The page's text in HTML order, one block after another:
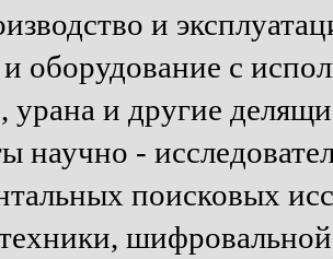
и
оборудование с
урана и другие
научно -
поисковых